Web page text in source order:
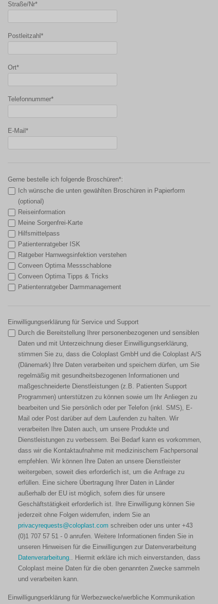
Straße/Nr*
Postleitzahl*
Ort*
Telefonnummer*
E-Mail*
Gerne bestelle ich folgende Broschüren*:
Ich wünsche die unten gewählten Broschüren in Papierform
(optional)
Reiseinformation
Meine Sorgenfrei-Karte
Hilfsmittelpass
Patientenratgeber ISK
Ratgeber Harnwegsinfektion verstehen
Conveen Optima Messschablone
Conveen Optima Tipps & Tricks
Patientenratgeber Darmmanagement
Einwilligungserklärung für Service und Support
Durch die Bereitstellung Ihrer personenbezogenen und sensiblen
Daten und mit Unterzeichnung dieser Einwilligungserklärung,
stimmen Sie zu, dass die Coloplast GmbH und die Coloplast A/S
(Dänemark) Ihre Daten verarbeiten und speichern dürfen, um Sie
regelmäßig mit gesundheitsbezogenen Informationen und
maßgeschneiderte Dienstleistungen (z.B. Patienten Support
Programmen) unterstützen zu können sowie um Ihr Anliegen zu
bearbeiten und Sie persönlich oder per Telefon (inkl. SMS), E-
Mail oder Post darüber auf dem Laufenden zu halten. Wir
verarbeiten Ihre Daten auch, um unsere Produkte und
Dienstleistungen zu verbessern. Bei Bedarf kann es vorkommen,
dass wir die Kontaktaufnahme mit medizinischem Fachpersonal
empfehlen. Wir können Ihre Daten an unsere Dienstleister
weitergeben, soweit dies erforderlich ist, um die Anfrage zu
erfüllen. Eine sichere Übertragung Ihrer Daten in Länder
außerhalb der EU ist möglich, sofern dies für unsere
Geschäftstätigkeit erforderlich ist. Ihre Einwilligung können Sie
jederzeit ohne Folgen widerrufen, indem Sie an
privacyrequests@coloplast.com schreiben oder uns unter +43
(0)1 707 57 51 - 0 anrufen. Weitere Informationen finden Sie in
unseren Hinweisen für die Einwilligungen zur Datenverarbeitung
Datenverarbeitung.. Hiermit erkläre ich mich einverstanden, dass
Coloplast meine Daten für die oben genannten Zwecke sammeln
und verarbeiten kann.
Einwilligungserklärung für Werbezwecke/werbliche Kommunikation